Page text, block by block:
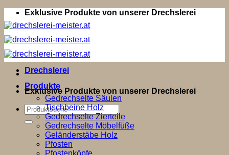
Zum
Inhalt
springen
Exklusive Produkte von unserer Drechslerei
Exklusive Produkte von unserer Drechslerei
Suchen
nach:
Drechslerei
Produkte
Gedrechselte Säulen
Tischbeine Holz
Gedrechselte Zierteile
Gedrechselte Möbelfüße
Geländerstäbe Holz
Pfosten
Pfostenköpfe